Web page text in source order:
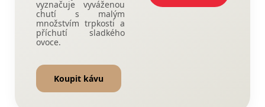
vyznačuje vyváženou
chutí s malým
množstvím trpkosti a
příchutí sladkého
ovoce.
Koupit kávu